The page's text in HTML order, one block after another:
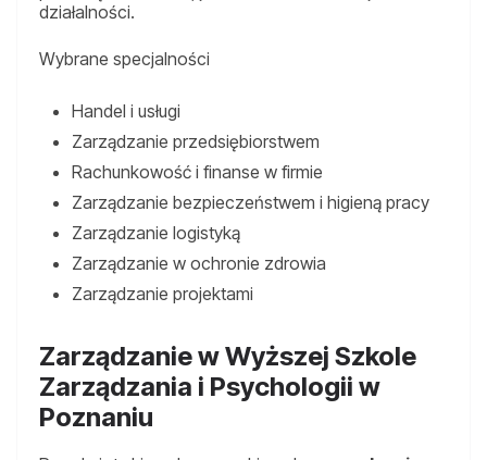
działalności.
Wybrane specjalności
Handel i usługi
Zarządzanie przedsiębiorstwem
Rachunkowość i finanse w firmie
Zarządzanie bezpieczeństwem i higieną pracy
Zarządzanie logistyką
Zarządzanie w ochronie zdrowia
Zarządzanie projektami
Zarządzanie w Wyższej Szkole
Zarządzania i Psychologii w
Poznaniu